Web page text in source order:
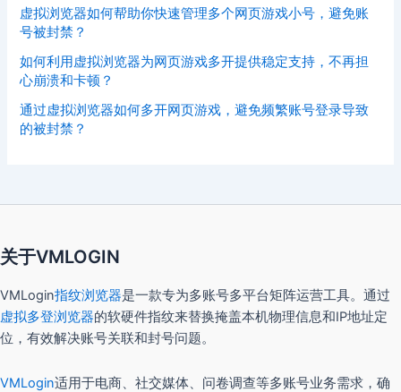
虚拟浏览器如何帮助你快速管理多个网页游戏小号，避免账
号被封禁？
如何利用虚拟浏览器为网页游戏多开提供稳定支持，不再担
心崩溃和卡顿？
通过虚拟浏览器如何多开网页游戏，避免频繁账号登录导致
的被封禁？
关于VMLOGIN
VMLogin指纹浏览器是一款专为多账号多平台矩阵运营工具。通过
虚拟多登浏览器的软硬件指纹来替换掩盖本机物理信息和IP地址定
位，有效解决账号关联和封号问题。
VMLogin适用于电商、社交媒体、问卷调查等多账号业务需求，确